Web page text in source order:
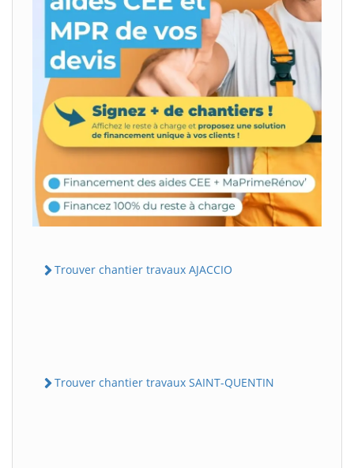
Trouver chantier travaux AJACCIO
Trouver chantier travaux SAINT-QUENTIN